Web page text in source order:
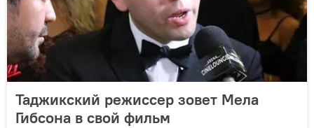
Таджикский режиссер зовет Мела
Гибсона в свой фильм